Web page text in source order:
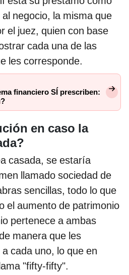
negocio, la misma que
el juez, quien con base
cada una de las
les corresponde.
financiero SÍ prescriben:
en caso la
casada, se estaría
llamado sociedad de
sencillas, todo lo que
el aumento de patrimonio
pertenece a ambas
manera que les
cada uno, lo que en
"fifty-fifty".